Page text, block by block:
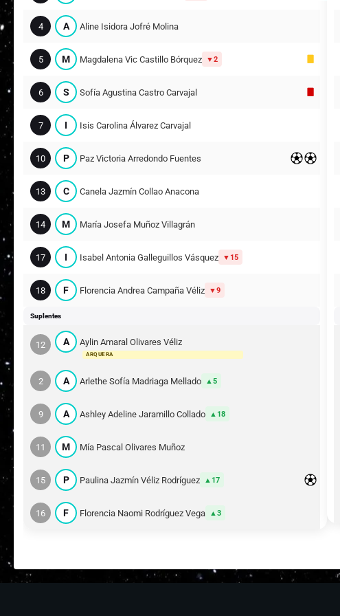
4 A Aline Isidora Jofré Molina
5 M Magdalena Vic Castillo Bórquez 2
6 S Sofía Agustina Castro Carvajal
7 I Isis Carolina Álvarez Carvajal
10 P Paz Victoria Arredondo Fuentes
13 C Canela Jazmín Collao Anacona
14 M María Josefa Muñoz Villagrán
17 I Isabel Antonia Galleguillos Vásquez 15
18 F Florencia Andrea Campaña Véliz 9
Suplentes
12 A Aylin Amaral Olivares Véliz
ARQUERA
2 A Arlethe Sofía Madriaga Mellado 5
9 A Ashley Adeline Jaramillo Collado 18
11 M Mía Pascal Olivares Muñoz
15 P Paulina Jazmín Véliz Rodríguez 17
16 F Florencia Naomi Rodríguez Vega 3